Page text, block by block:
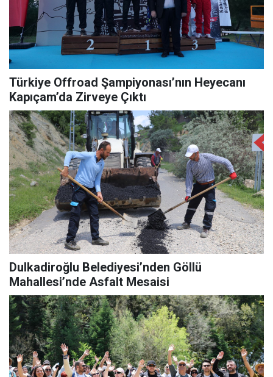
Türkiye Offroad Şampiyonası’nın Heyecanı
Kapıçam’da Zirveye Çıktı
Dulkadiroğlu Belediyesi’nden Göllü
Mahallesi’nde Asfalt Mesaisi